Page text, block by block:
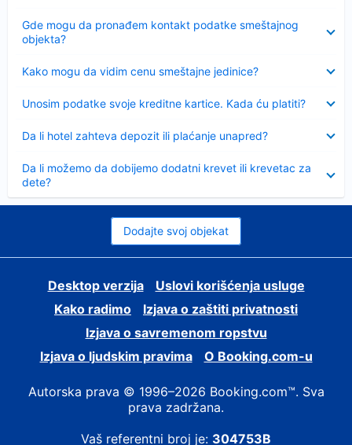
Gde mogu da pronađem kontakt podatke smeštajnog
objekta?
Kako mogu da vidim cenu smeštajne jedinice?
Unosim podatke svoje kreditne kartice. Kada ću platiti?
Da li hotel zahteva depozit ili plaćanje unapred?
Da li možemo da dobijemo dodatni krevet ili krevetac za
dete?
Dodajte svoj objekat
Desktop verzija
Uslovi korišćenja usluge
Kako radimo
Izjava o zaštiti privatnosti
Izjava o savremenom ropstvu
Izjava o ljudskim pravima
О Booking.com-u
Autorska prava © 1996–2026 Booking.com™. Sva
prava zadržana.
Vaš referentni broj je: 304753B